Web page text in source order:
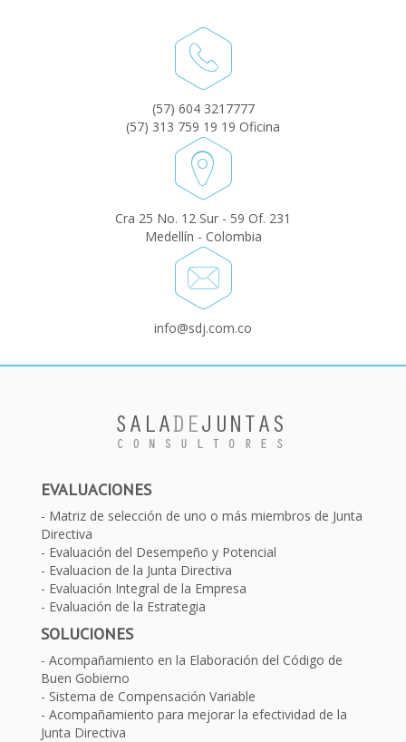
(57) 604 3217777
(57) 313 759 19 19 Oficina
Cra 25 No. 12 Sur - 59 Of. 231
Medellín - Colombia
info@sdj.com.co
EVALUACIONES
Matriz de selección de uno o más miembros de Junta
Directiva
Evaluación del Desempeño y Potencial
Evaluacion de la Junta Directiva
Evaluación Integral de la Empresa
Evaluación de la Estrategia
SOLUCIONES
Acompañamiento en la Elaboración del Código de
Buen Gobierno
Sistema de Compensación Variable
Acompañamiento para mejorar la efectividad de la
Junta Directiva